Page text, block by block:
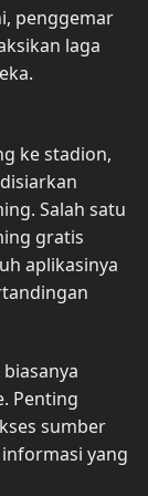
penggemar
laga
ke stadion,
Salah satu
gratis
aplikasinya
Penting
sumber
yang